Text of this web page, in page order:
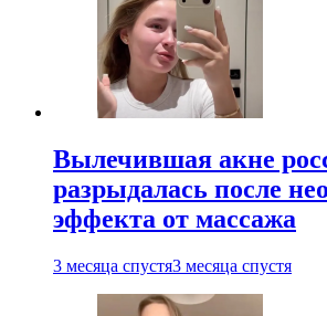
Вылечившая акне
разрыдалась после
эффекта от массажа
3 месяца спустя3 месяца спустя